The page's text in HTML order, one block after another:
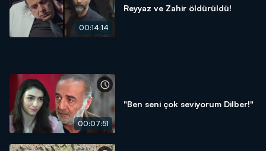
00:14:14
Reyyaz ve Zahir öldürüldü!
00:07:51
"Ben seni çok seviyorum Dilber!"